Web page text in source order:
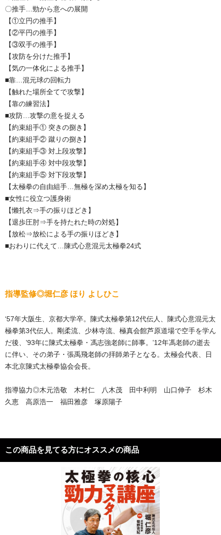
〇推手…勁から意への展開
【①立円の推手】
【②平円の推手】
【③双手の推手】
【攻防を分けた推手】
【気の一体化による推手】
■靠…混元球の回転力
【触れた場所全てで攻撃】
【靠の練習法】
■攻防…攻撃の意を捉える
【約束組手① 突きの捌き】
【約束組手② 蹴りの捌き】
【約束組手③ 対上段攻撃】
【約束組手④ 対中段攻撃】
【約束組手⑤ 対下段攻撃】
【太極拳の自由組手…無極を深め太極を知る】
■女性に役立つ護身術
【懒扎衣⇒手の振りほどき】
【退歩圧肘⇒手を持たれた時の対処】
【放松⇒放松による手の振りほどき】
■おわりに代えて…陳式心意混元太極拳24式
指導監修◎堀仁彦 ほり よしひこ
‘57年大阪生、京都大学卒。陳式太極拳第12代伝人、陳式心意混元太
極拳第3代伝人。剛柔流、少林寺流、極真会館芦原道場で空手を学ん
だ後、’93年に陳式太極拳・馮志強老師に師事。’12年馮老師の逝去
に伴い、その弟子・張禹飛老師の拝師弟子となる。太極会代表、日
本北京陳式太極拳協会会長。
指導協力◎木元浩敬 木村仁 八木茂 田中利明 山口伸子 杉木
久恵 高原浩一 福田雅彦 塚原陽子
この商品を見てる方にオススメの商品